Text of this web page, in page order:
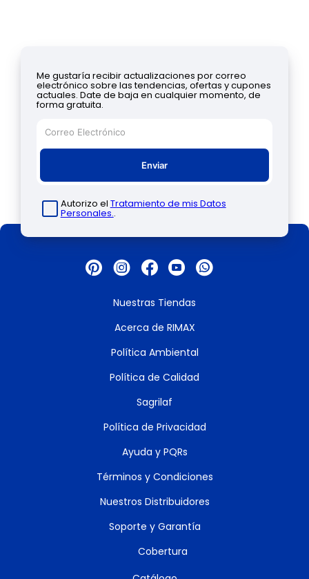
Me gustaría recibir actualizaciones por correo
electrónico sobre las tendencias, ofertas y cupones
actuales. Date de baja en cualquier momento, de
forma gratuita.
Enviar
Autorizo el Tratamiento de mis Datos
Personales..
Nuestras Tiendas
Acerca de RIMAX
Política Ambiental
Política de Calidad
Sagrilaf
Política de Privacidad
Ayuda y PQRs
Términos y Condiciones
Nuestros Distribuidores
Soporte y Garantía
Cobertura